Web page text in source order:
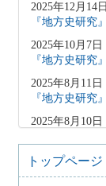
2025年12月14日
『地方史研
2025年10月7日
『地方史研
2025年8月11日
『地方史研
2025年8月10日
2025年6月9日
『地方史研究
トップページ